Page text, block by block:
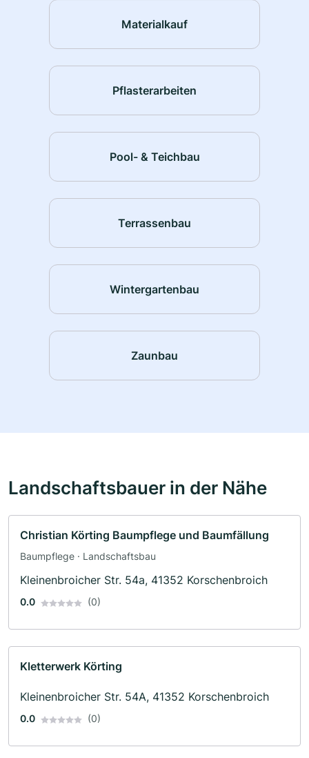
Materialkauf
Pflasterarbeiten
Pool- & Teichbau
Terrassenbau
Wintergartenbau
Zaunbau
Landschaftsbauer in der Nähe
Christian Körting Baumpflege und Baumfällung
Baumpflege · Landschaftsbau
Kleinenbroicher Str. 54a, 41352 Korschenbroich
0.0 (0)
Kletterwerk Körting
Kleinenbroicher Str. 54A, 41352 Korschenbroich
0.0 (0)